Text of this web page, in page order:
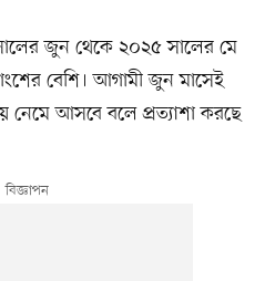
জুন থেকে ২০২৫ সালের মে
বেশি। আগামী জুন মাসেই
নেমে আসবে বলে প্রত্যাশা করছে